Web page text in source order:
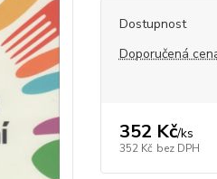
Dostupnost
Doporučená
352 Kč/ks
352 Kč bez DPH